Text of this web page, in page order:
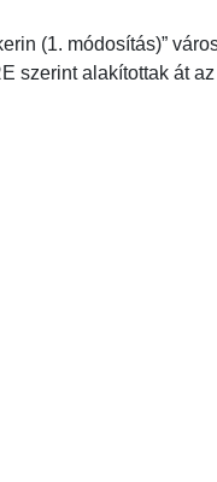
(1. módosítás)”
szerint alakítottak át